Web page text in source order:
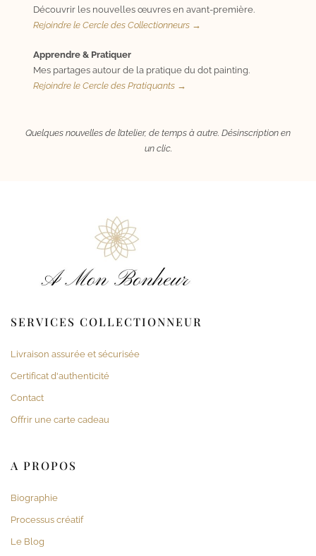
Découvrir les nouvelles œuvres en avant-première.
Rejoindre le Cercle des Collectionneurs →
Apprendre & Pratiquer
Mes partages autour de la pratique du dot painting.
Rejoindre le Cercle des Pratiquants →
Quelques nouvelles de l’atelier, de temps à autre. Désinscription en
un clic.
SERVICES COLLECTIONNEUR
Livraison assurée et sécurisée
Certificat d'authenticité
Contact
Offrir une carte cadeau
A PROPOS
Biographie
Processus créatif
Le Blog